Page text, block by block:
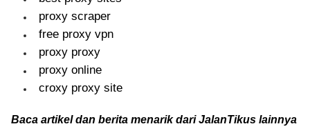
proxy scraper
free proxy vpn
proxy proxy
proxy online
croxy proxy site
Baca artikel dan berita menarik dari JalanTikus lainnya